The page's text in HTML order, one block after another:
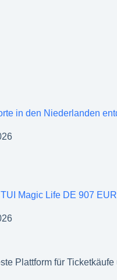
in den Niederlanden
Magic Life DE 907 EUR
Plattform für Ticketkäufe